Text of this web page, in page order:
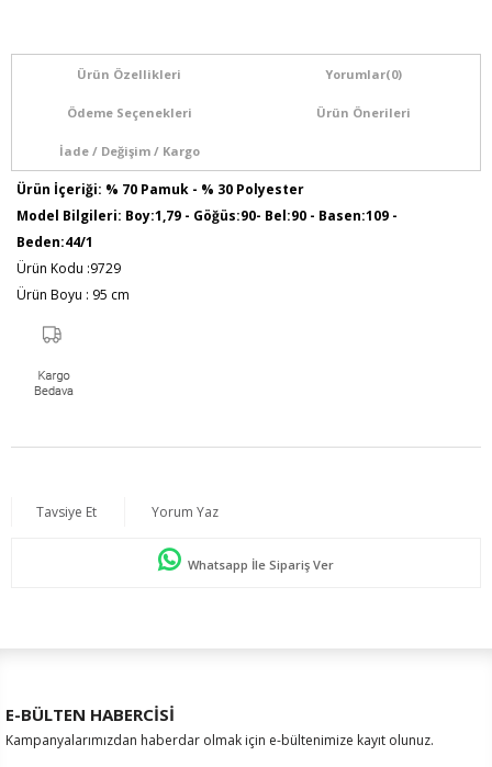
Ürün Özellikleri Yorumlar(0)
Ödeme Seçenekleri Ürün Önerileri
İade / Değişim / Kargo
Ürün İçeriği: % 70 Pamuk - % 30 Polyester
Model Bilgileri: Boy:1,79 - Göğüs:90- Bel:90 - Basen:109 -
Beden:44/1
Ürün Kodu :9729
Ürün Boyu : 95 cm
Tavsiye Et Yorum Yaz
Whatsapp İle Sipariş Ver
E-BÜLTEN HABERCİSİ
Kampanyalarımızdan haberdar olmak için e-bültenimize kayıt olunuz.